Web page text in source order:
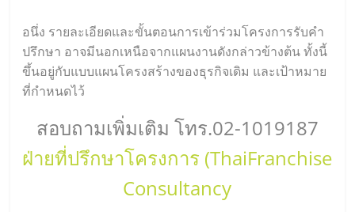
อนึ่ง รายละเอียดและขั้นตอนการเข้าร่วมโครงการรับคำ
ปรึกษา อาจมีนอกเหนือจากแผนงานดังกล่าวข้างต้น ทั้งนี้
ขึ้นอยู่กับแบบแผนโครงสร้างของธุรกิจเดิม และเป้าหมาย
ที่กำหนดไว้
สอบถามเพิ่มเติม โทร.02-1019187
ฝ่ายที่ปรึกษาโครงการ (ThaiFranchise
Consultancy